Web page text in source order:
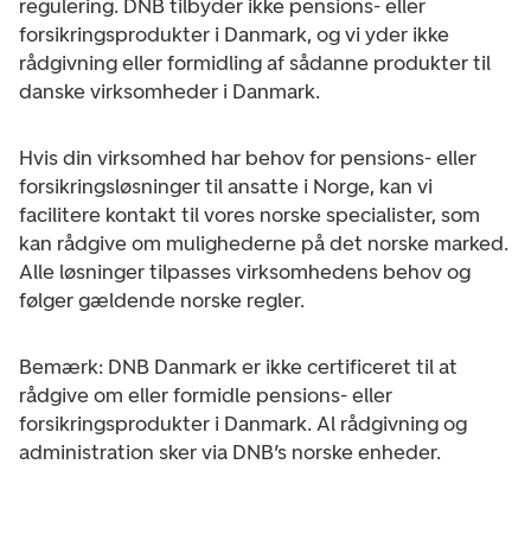
regulering. DNB tilbyder ikke pensions- eller
forsikringsprodukter i Danmark, og vi yder ikke
rådgivning eller formidling af sådanne produkter til
danske virksomheder i Danmark.
Hvis din virksomhed har behov for pensions- eller
forsikringsløsninger til ansatte i Norge, kan vi
facilitere kontakt til vores norske specialister, som
kan rådgive om mulighederne på det norske marked.
Alle løsninger tilpasses virksomhedens behov og
følger gældende norske regler.
Bemærk: DNB Danmark er ikke certificeret til at
rådgive om eller formidle pensions- eller
forsikringsprodukter i Danmark. Al rådgivning og
administration sker via DNB’s norske enheder.